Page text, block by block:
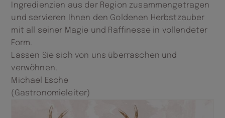
Ingredienzien aus der Region zusammengetragen
und servieren Ihnen den Goldenen Herbstzauber
mit all seiner Magie und Raffinesse in vollendeter
Form.
Lassen Sie sich von uns überraschen und
verwöhnen.
Michael Esche
(Gastronomieleiter)